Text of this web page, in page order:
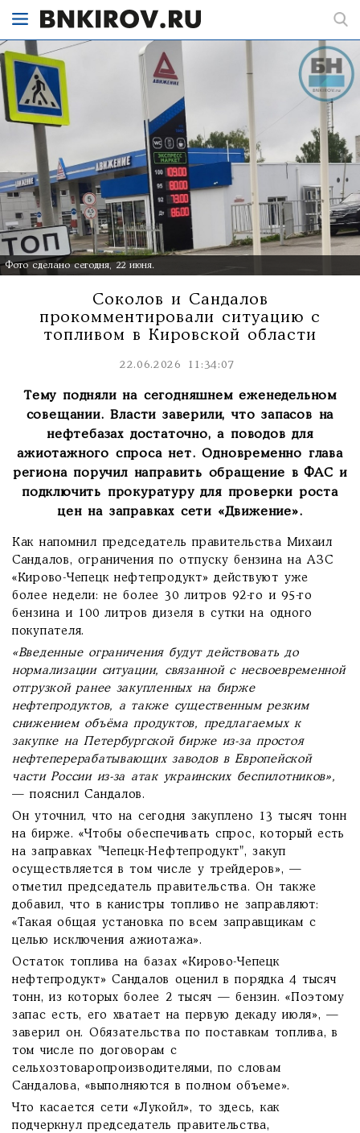
Фото сделано сегодня, 22 июня.
Соколов и Сандалов
прокомментировали ситуацию с
топливом в Кировской области
22.06.2026 11:34:07
Тему подняли на сегодняшнем еженедельном
совещании. Власти заверили, что запасов на
нефтебазах достаточно, а поводов для
ажиотажного спроса нет. Одновременно глава
региона поручил направить обращение в ФАС и
подключить прокуратуру для проверки роста
цен на заправках сети «Движение».
Как напомнил председатель правительства Михаил
Сандалов, ограничения по отпуску бензина на АЗС
«Кирово-Чепецк нефтепродукт» действуют уже
более недели: не более 30 литров 92-го и 95-го
бензина и 100 литров дизеля в сутки на одного
покупателя.
«Введенные ограничения будут действовать до
нормализации ситуации, связанной с несвоевременной
отгрузкой ранее закупленных на бирже
нефтепродуктов, а также существенным резким
снижением объёма продуктов, предлагаемых к
закупке на Петербургской бирже из-за простоя
нефтеперерабатывающих заводов в Европейской
части России из-за атак украинских беспилотников»,
— пояснил Сандалов.
Он уточнил, что на сегодня закуплено 13 тысяч тонн
на бирже. «Чтобы обеспечивать спрос, который есть
на заправках "Чепецк-Нефтепродукт", закуп
осуществляется в том числе у трейдеров», —
отметил председатель правительства. Он также
добавил, что в канистры топливо не заправляют:
«Такая общая установка по всем заправщикам с
целью исключения ажиотажа».
Остаток топлива на базах «Кирово-Чепецк
нефтепродукт» Сандалов оценил в порядка 4 тысяч
тонн, из которых более 2 тысяч — бензин. «Поэтому
запас есть, его хватает на первую декаду июля», —
заверил он. Обязательства по поставкам топлива, в
том числе по договорам с
сельхозтоваропроизводителями, по словам
Сандалова, «выполняются в полном объеме».
Что касается сети «Лукойл», то здесь, как
подчеркнул председатель правительства,